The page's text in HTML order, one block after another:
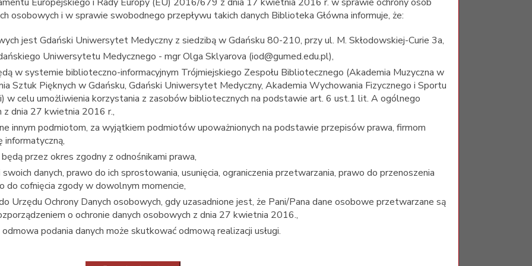
Anestezjologia i intensywna terapia położnicza
osobowych i w sprawie swobodnego przepływu takich danych Biblioteka Główna informuje, że:
jest Gdański Uniwersytet Medyczny z siedzibą w Gdańsku 80-210, przy ul. M. Skłodowskiej-Curie 3a,
Uniwersytetu Medycznego - mgr Olga Sklyarova (iod@gumed.edu.pl),
w systemie biblioteczno-informacyjnym Trójmiejskiego Zespołu Bibliotecznego (Akademia Muzyczna w
Sztuk Pięknych w Gdańsku, Gdański Uniwersytet Medyczny, Akademia Wychowania Fizycznego i Sportu
w celu umożliwienia korzystania z zasobów bibliotecznych na podstawie art. 6 ust.1 lit. A ogólnego
z dnia 27 kwietnia 2016 r.,
innym podmiotom, za wyjątkiem podmiotów upoważnionych na podstawie przepisów prawa, firmom
informatyczną,
przez okres zgodny z odnośnikami prawa,
danych, prawo do ich sprostowania, usunięcia, ograniczenia przetwarzania, prawo do przenoszenia
do cofnięcia zgody w dowolnym momencie,
Urzędu Ochrony Danych osobowych, gdy uzasadnione jest, że Pani/Pana dane osobowe przetwarzane są
o ochronie danych osobowych z dnia 27 kwietnia 2016.,
podania danych może skutkować odmową realizacji usługi.